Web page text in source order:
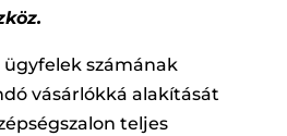
ügyfelek számának
vásárlókká alakítását
teljes